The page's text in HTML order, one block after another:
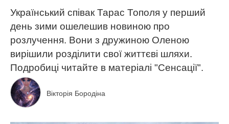
Український співак Тарас Тополя у перший
день зими ошелешив новиною про
розлучення. Вони з дружиною Оленою
вирішили розділити свої життєві шляхи.
Подробиці читайте в матеріалі "Сенсації".
Вікторія Бородіна